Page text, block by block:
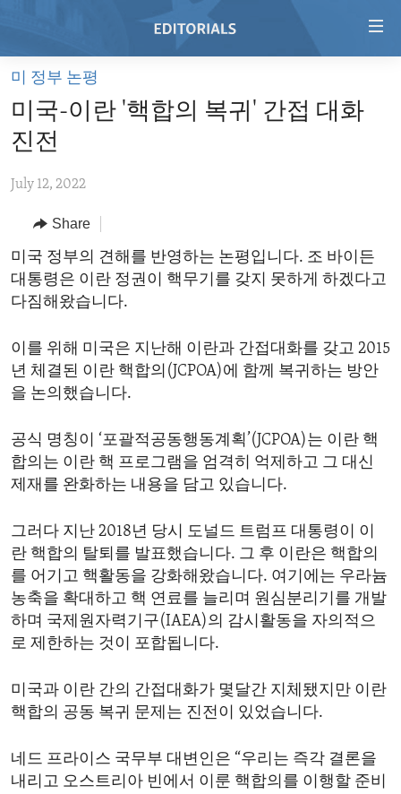
Skip
main
content
to
Navigation
Skip
to
Search
HOME
VIDEO
REGIONS
AFRICA
AMERICAS
ASIA
MIDDLE EAST
TOPICS
HUMAN RIGHTS
SECURITY AND DEFENSE
DEMOCRACY AND GOVERNANCE
ECONOMY AND TRADE
IDEALS AND INSTITUTIONS
ARCHIVE
ABOUT US
미 정부 논평
미국-이란 '핵합의 복귀' 간접 대화
진전
July 12, 2022
Share
미국 정부의 견해를 반영하는 논평입니다. 조 바이든
대통령은 이란 정권이 핵무기를 갖지 못하게 하겠다고
다짐해왔습니다.
이를 위해 미국은 지난해 이란과 간접대화를 갖고 2015
년 체결된 이란 핵합의(JCPOA)에 함께 복귀하는 방안
을 논의했습니다.
공식 명칭이 ‘포괄적공동행동계획’(JCPOA)는 이란 핵
합의는 이란 핵 프로그램을 엄격히 억제하고 그 대신
제재를 완화하는 내용을 담고 있습니다.
그러다 지난 2018년 당시 도널드 트럼프 대통령이 이
란 핵합의 탈퇴를 발표했습니다. 그 후 이란은 핵합의
를 어기고 핵활동을 강화해왔습니다. 여기에는 우라늄
농축을 확대하고 핵 연료를 늘리며 원심분리기를 개발
하며 국제원자력기구(IAEA)의 감시활동을 자의적으
로 제한하는 것이 포합됩니다.
미국과 이란 간의 간접대화가 몇달간 지체됐지만 이란
핵합의 공동 복귀 문제는 진전이 있었습니다.
네드 프라이스 국무부 대변인은 “우리는 즉각 결론을
내리고 오스트리아 빈에서 이룬 핵합의를 이행할 준비